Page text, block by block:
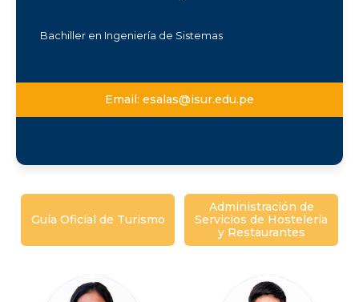
Diego Ponce Cornejo Arturo Mollo Mamani
Bachiller en Ingeniería de Sistemas
Email: esalas@isur.edu.pe
Guía Oficial de Turismo
Administración de
Servicios de Hostelería
y Restaurantes